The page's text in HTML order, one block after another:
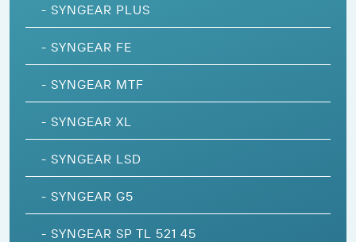
- SYNGEAR PLUS
- SYNGEAR FE
- SYNGEAR MTF
- SYNGEAR XL
- SYNGEAR LSD
- SYNGEAR G5
- SYNGEAR SP TL 521 45